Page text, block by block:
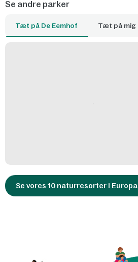
Se andre parker
Tæt på De Eemhof Tæt på mig
Se vores 10 naturresorter i Europa